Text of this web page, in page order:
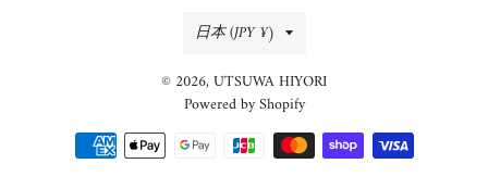
国/
地
域
日本 (JPY ¥)
© 2026, UTSUWA HIYORI
Powered by Shopify
決